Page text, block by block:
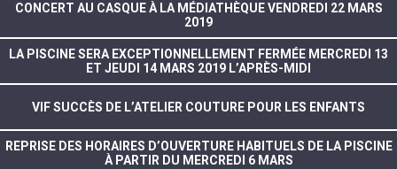
CONCERT AU CASQUE À LA MÉDIATHÈQUE VENDREDI 22 MARS
2019
LA PISCINE SERA EXCEPTIONNELLEMENT FERMÉE MERCREDI 13
ET JEUDI 14 MARS 2019 L’APRÈS-MIDI
VIF SUCCÈS DE L’ATELIER COUTURE POUR LES ENFANTS
REPRISE DES HORAIRES D’OUVERTURE HABITUELS DE LA PISCINE
À PARTIR DU MERCREDI 6 MARS